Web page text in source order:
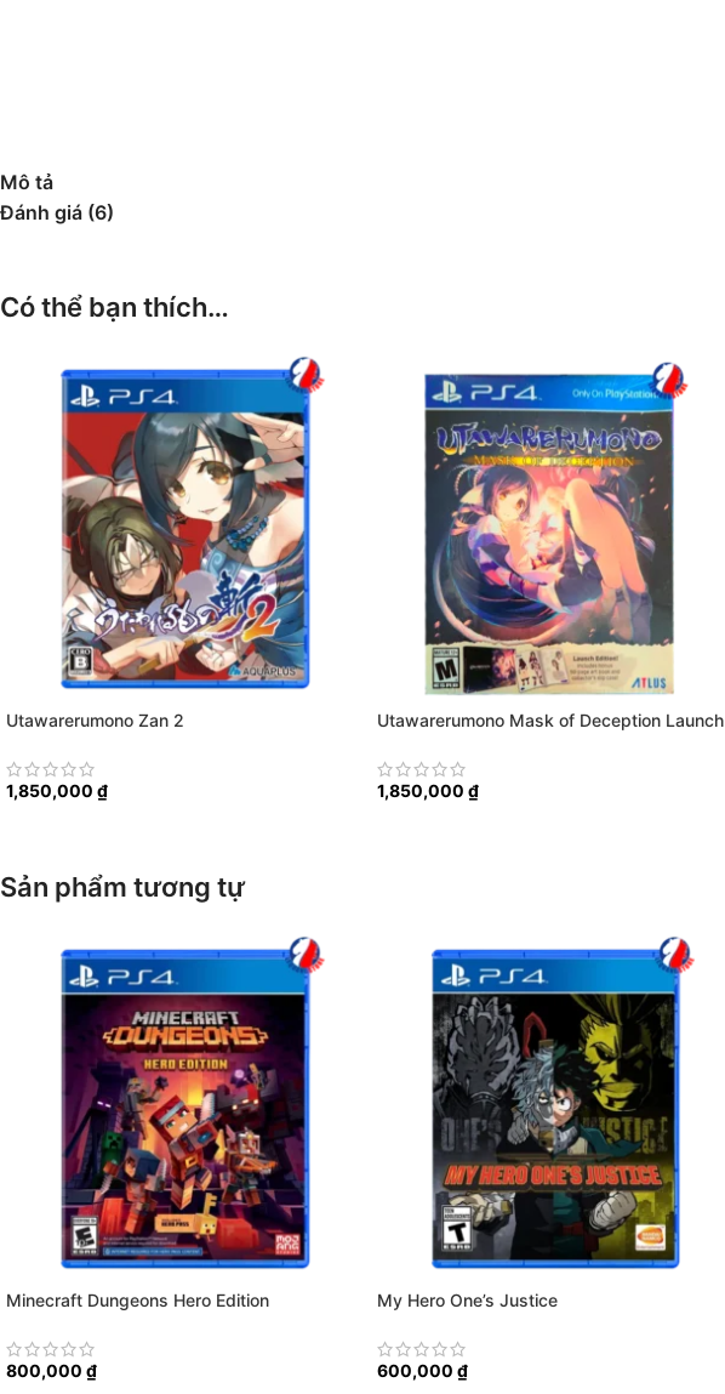
Mô tả
Đánh giá (6)
Có thể bạn thích…
Utawarerumono Zan 2
1,850,000 ₫
Utawarerumono Mask of Deception Launch
1,850,000 ₫
Sản phẩm tương tự
Minecraft Dungeons Hero Edition
800,000 ₫
My Hero One’s Justice
600,000 ₫